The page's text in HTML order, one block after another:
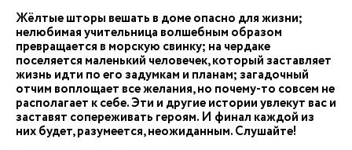
Жёлтые шторы вешать в доме опасно для жизни;
нелюбимая учительница волшебным образом
превращается в морскую свинку; на чердаке
поселяется маленький человечек, который заставляет
жизнь идти по его задумкам и планам; загадочный
отчим воплощает все желания, но почему-то совсем не
располагает к себе. Эти и другие истории увлекут вас и
заставят сопереживать героям. И финал каждой из
них будет, разумеется, неожиданным. Слушайте!